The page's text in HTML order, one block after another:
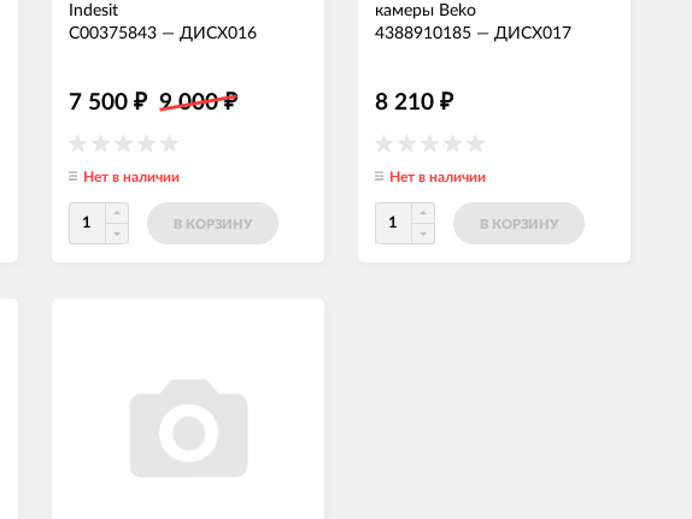
Indesit
C00375843 — ДИСХ016
7 500 ₽ 9 000₽
Нет в наличии
В КОРЗИНУ
камеры Beko
4388910185 — ДИСХ017
8 210 ₽
Нет в наличии
В КОРЗИНУ